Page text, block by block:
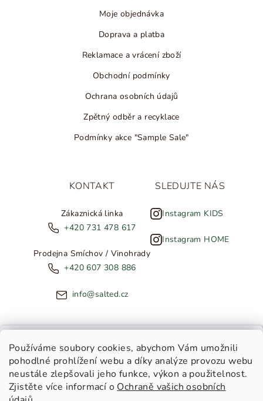
Používáme soubory cookies, abychom Vám umožnili
pohodlné prohlížení webu a díky analýze provozu webu
neustále zlepšovali jeho funkce, výkon a použitelnost.
Zjistěte více informací o Ochraně vašich osobních
Moje objednávka
Doprava a platba
Reklamace a vrácení zboží
Obchodní podmínky
Ochrana osobních údajů
Zpětný odběr a recyklace
Podmínky akce "Sample Sale"
KONTAKT
Zákaznická linka
+420 731 478 617
Prodejna Smíchov / Vinohrady
+420 607 308 886
info@salted.cz
SLEDUJTE NÁS
Instagram KIDS
Instagram HOME
Copyright 2026SALTED. Všechna práva vyhrazena.Upravit
nastavení cookies
NOVINKY ZE SALTED
Toužíte dostávat novinky z